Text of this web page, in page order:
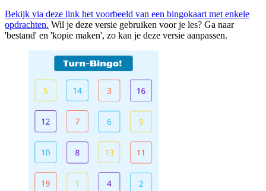
Bekijk via deze link het voorbeeld van een bingokaart met enkele
opdrachten. Wil je deze versie gebruiken voor je les? Ga naar
'bestand' en 'kopie maken', zo kan je deze versie aanpassen.